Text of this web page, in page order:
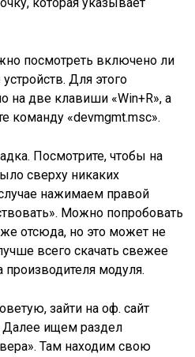
посмотреть включено ли
Для этого
на две клавиши «Win+R», а
команду «devmgmt.msc».
Посмотрите, чтобы на
сверху никаких
нажимаем правой
Можно попробовать
отсюда, но это может не
всего скачать свежее
модуля.
зайти на оф. сайт
Далее ищем раздел
Там находим свою